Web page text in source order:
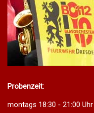
Probenzeit:
montags 18:30 - 21:00 Uhr